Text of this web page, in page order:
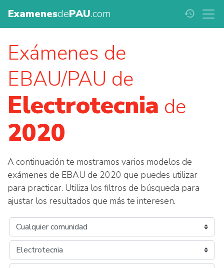
ExamenesdePAU.com history
Exámenes de
EBAU/PAU de
Electrotecnia de
2020
A continuación te mostramos varios modelos de
exámenes de EBAU de 2020 que puedes utilizar
para practicar. Utiliza los filtros de búsqueda para
ajustar los resultados que más te interesen.